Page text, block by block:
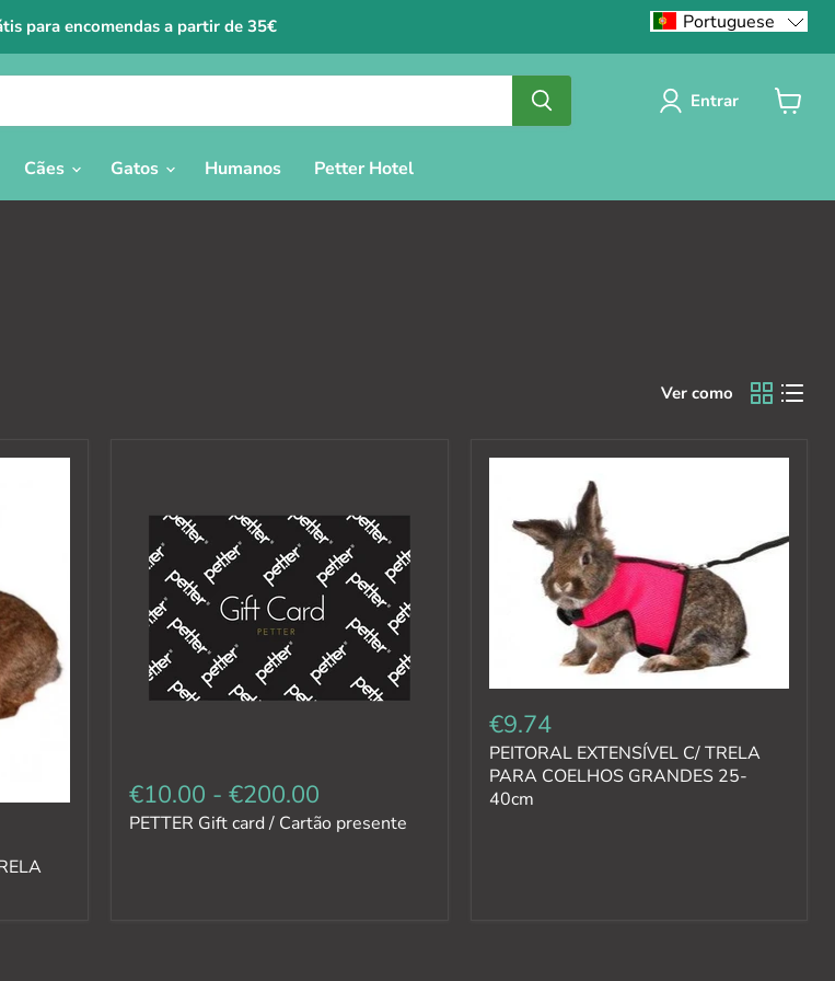
para encomendas a partir de 35€
Entrar
Cães Gatos Humanos Petter Hotel
Ver como
€10.00 - €200.00
PETTER Gift card / Cartão presente
€9.74
PEITORAL EXTENSÍVEL C/ TRELA
PARA COELHOS GRANDES 25-
40cm
Portuguese